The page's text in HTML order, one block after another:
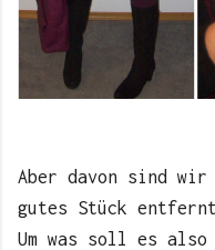
Aber davon sind wir
gutes Stück
Um was soll es